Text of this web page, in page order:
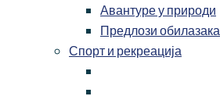
Авантуре у природи
Предлози обилазака
Спорт и рекреација